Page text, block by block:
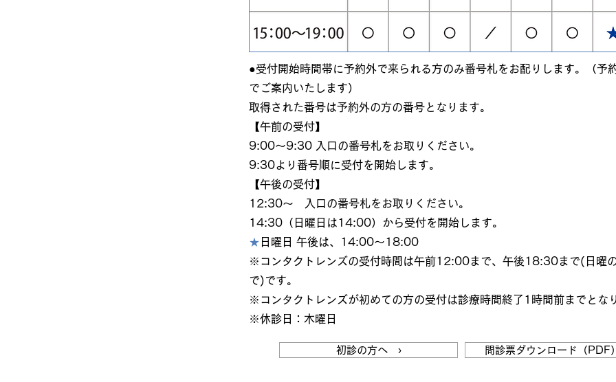
●受付開始時間帯に予約外で来られる方のみ番号札をお配りします。（予
でご案内いたします）
取得された番号は予約外の方の番号となります。
【午前の受付】
9:00〜9:30 入口の番号札をお取りください。
9:30より番号順に受付を開始します。
【午後の受付】
12:30〜 入口の番号札をお取りください。
14:30（日曜日は14:00）から受付を開始します。
★ 日曜日 午後は、14:00～18:00
※コンタクトレンズの受付時間は午前12:00まで、午後18:30まで(日曜
で)です。
※コンタクトレンズが初めての方の受付は診療時間終了1時間前までとな
※休診日：木曜日
初診の方へ › 問診票ダウンロード（PDF